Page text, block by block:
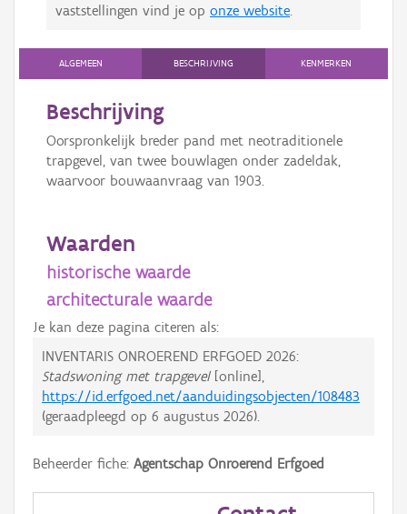
vaststellingen vind je op onze website
ALGEMEEN BESCHRIJVING KENMERKEN
Beschrijving
Oorspronkelijk breder pand met neotraditionele
trapgevel, van twee bouwlagen onder zadeldak,
waarvoor bouwaanvraag van 1903.
Waarden
historische waarde
architecturale waarde
Je kan deze pagina citeren als:
INVENTARIS ONROEREND ERFGOED 2026:
Stadswoning met trapgevel[online],
https://id.erfgoed.net/aanduidingsobjecten/108483
(geraadpleegd op 6 augustus 2026).
Beheerder fiche: Agentschap Onroerend Erfgoed